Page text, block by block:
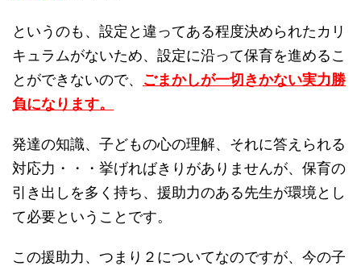
というのも、設定と違ってある程度決められたカリ
キュラムがないため、設定に沿って保育を進めるこ
とができないので、 ごまかしが一切きかない実力勝
負になります。
発達の知識、子どもの心の理解、それに答えられる
対応力・・・挙げればきりがありませんが、保育の
引き出しを多く持ち、援助力のある先生が環境とし
て必要ということです。
この援助力、つまり２についてなのですが、今の子